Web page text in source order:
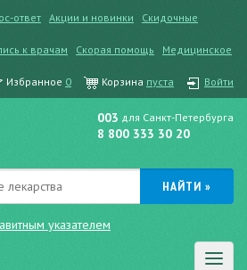
ответ Акции и новинки
Скидочные
к врачам Скорая помощь
Медицинское
Избранное 0 Корзина пуста Войти
указателем
003 для Санкт-Петербурга
8 800 333 30 20